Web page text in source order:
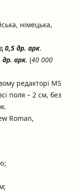
німецька,
0,5 др. арк.
др. арк. (40 000
редакторі MS
поля – 2 см, без
Roman,